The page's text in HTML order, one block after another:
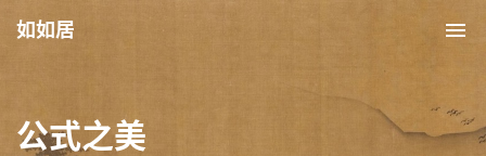
如如居
公式之美